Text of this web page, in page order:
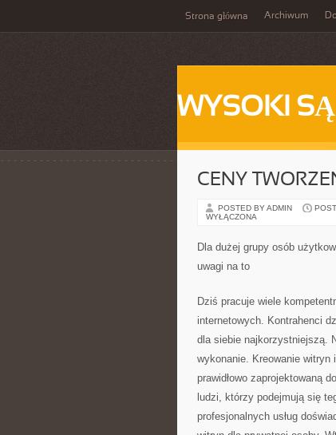
Strona główna Archiwum
WYSOKI
CENY
POSTED BY ADMIN
WYŁĄCZONA
Dla dużej grupy osób
uwagi na to
Dziś pracuje wiele
internetowych. Kontrahenci
dla siebie najkorzystniejszą.
wykonanie. Kreowanie witryn
prawidłowo zaprojektowaną
ludzi, którzy podejmują się
profesjonalnych usług